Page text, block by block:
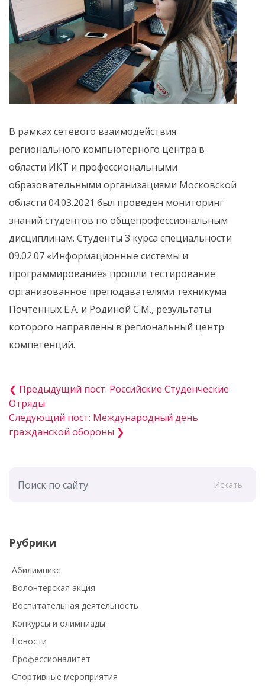
В рамках сетевого взаимодействия
регионального компьютерного центра в
области ИКТ и профессиональными
образовательными организациями Московской
области 04.03.2021 был проведен мониторинг
знаний студентов по общепрофессиональным
дисциплинам. Студенты 3 курса специальности
09.02.07 «Информационные системы и
программирование» прошли тестирование
организованное преподавателями техникума
Почтенных Е.А. и Родиной С.М., результаты
которого направлены в региональный центр
компетенций.
❮ Предыдущий пост: Российские Студенческие
Отряды
Следующий пост: Международный день
гражданской обороны ❯
Искать
Рубрики
Абилимпикс
Волонтёрская акция
Воспитательная деятельность
Конкурсы и олимпиады
Новости
Профессионалитет
Спортивные мероприятия